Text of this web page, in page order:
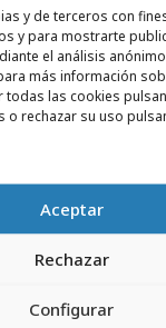
y de terceros con
y para mostrarte
el análisis
más información
todas las cookies
o rechazar su uso
Aceptar
Rechazar
Configurar
de León